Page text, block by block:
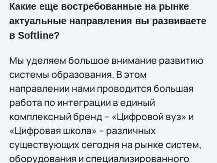
Какие еще востребованные на рынке
актуальные направления вы развиваете
в Softline?
Мы уделяем большое внимание развитию
системы образования. В этом
направлении нами проводится большая
работа по интеграции в единый
комплексный бренд – «Цифровой вуз» и
«Цифровая школа» – различных
существующих сегодня на рынке систем,
оборудования и специализированного